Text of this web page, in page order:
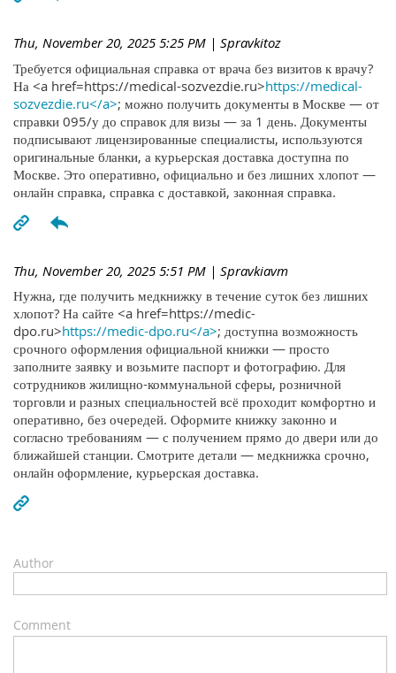
Thu, November 20, 2025 5:25 PM | Spravkitoz
Требуется официальная справка от врача без визитов к врачу?
На <a href=https://medical-sozvezdie.ru>https://medical-
sozvezdie.ru</a>; можно получить документы в Москве — от
справки 095/у до справок для визы — за 1 день. Документы
подписывают лицензированные специалисты, используются
оригинальные бланки, а курьерская доставка доступна по
Москве. Это оперативно, официально и без лишних хлопот —
онлайн справка, справка с доставкой, законная справка.
Thu, November 20, 2025 5:51 PM | Spravkiavm
Нужна, где получить медкнижку в течение суток без лишних
хлопот? На сайте <a href=https://medic-
dpo.ru>https://medic-dpo.ru</a>; доступна возможность
срочного оформления официальной книжки — просто
заполните заявку и возьмите паспорт и фотографию. Для
сотрудников жилищно-коммунальной сферы, розничной
торговли и разных специальностей всё проходит комфортно и
оперативно, без очередей. Оформите книжку законно и
согласно требованиям — с получением прямо до двери или до
ближайшей станции. Смотрите детали — медкнижка срочно,
онлайн оформление, курьерская доставка.
Author
Comment